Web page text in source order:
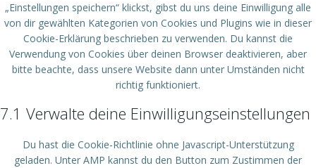
„Einstellungen speichern“ klickst, gibst du uns deine Einwilligung alle
von dir gewählten Kategorien von Cookies und Plugins wie in dieser
Cookie-Erklärung beschrieben zu verwenden. Du kannst die
Verwendung von Cookies über deinen Browser deaktivieren, aber
bitte beachte, dass unsere Website dann unter Umständen nicht
richtig funktioniert.
7.1 Verwalte deine Einwilligungseinstellungen
Du hast die Cookie-Richtlinie ohne Javascript-Unterstützung
geladen. Unter AMP kannst du den Button zum Zustimmen der